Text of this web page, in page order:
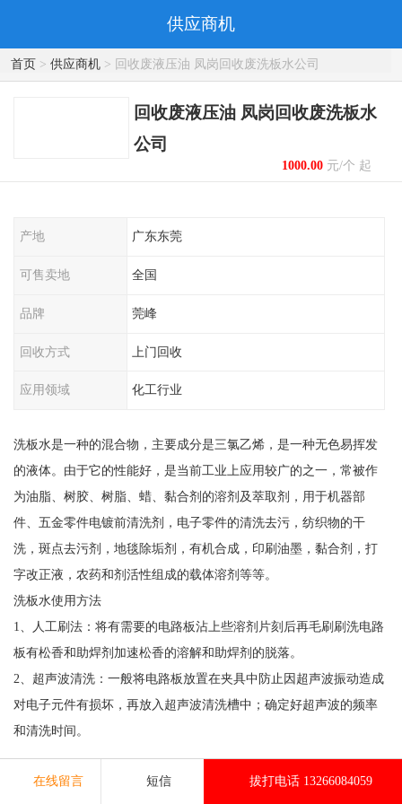
供应商机
首页> 供应商机> 回收废液压油 凤岗回收废洗板水公司
回收废液压油 凤岗回收废洗板水
公司
1000.00元/个 起
产地 广东东莞
可售卖地 全国
品牌 莞峰
回收方式 上门回收
应用领域 化工行业
洗板水是一种的混合物，主要成分是三氯乙烯，是一种无色易挥发
的液体。由于它的性能好，是当前工业上应用较广的之一，常被作
为油脂、树胶、树脂、蜡、黏合剂的溶剂及萃取剂，用于机器部
件、五金零件电镀前清洗剂，电子零件的清洗去污，纺织物的干
洗，斑点去污剂，地毯除垢剂，有机合成，印刷油墨，黏合剂，打
字改正液，农药和剂活性组成的载体溶剂等等。
洗板水使用方法
1、人工刷法：将有需要的电路板沾上些溶剂片刻后再毛刷刷洗电路
板有松香和助焊剂加速松香的溶解和助焊剂的脱落。
2、超声波清洗：一般将电路板放置在夹具中防止因超声波振动造成
对电子元件有损坏，再放入超声波清洗槽中；确定好超声波的频率
和清洗时间。
洗板水是一种无色无味透明挥发液体，按照标准要求进行生产的，
在线留言 短信 拔打电话 13266084059